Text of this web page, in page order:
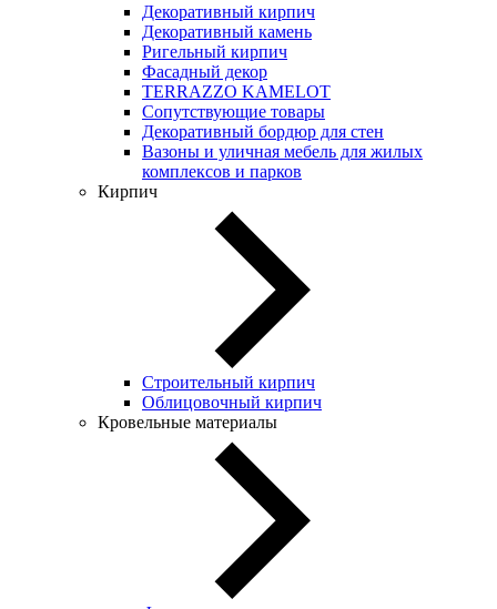
Декоративный кирпич
Декоративный камень
Ригельный кирпич
Фасадный декор
TERRAZZO KAMELOT
Сопутствующие товары
Декоративный бордюр для стен
Вазоны и уличная мебель для жилых
комплексов и парков
Кирпич
Строительный кирпич
Облицовочный кирпич
Кровельные материалы